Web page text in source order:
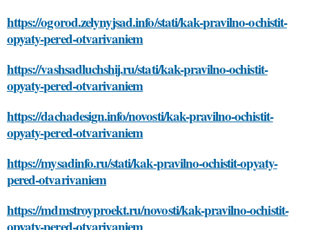
https://ogorod.zelynyjsad.info/stati/kak-pravilno-ochistit-
opyaty-pered-otvarivaniem
https://vashsadluchshij.ru/stati/kak-pravilno-ochistit-
opyaty-pered-otvarivaniem
https://dachadesign.info/novosti/kak-pravilno-ochistit-
opyaty-pered-otvarivaniem
https://mysadinfo.ru/stati/kak-pravilno-ochistit-opyaty-
pered-otvarivaniem
https://mdmstroyproekt.ru/novosti/kak-pravilno-ochistit-
opyaty-pered-otvarivaniem